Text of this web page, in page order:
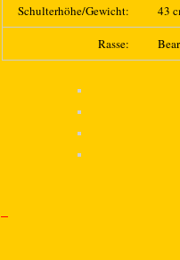
Schulterhöhe/Gewicht: 43
Rasse: